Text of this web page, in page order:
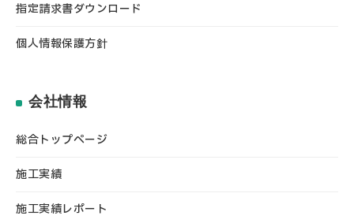
指定請求書ダウンロード
個人情報保護方針
会社情報
総合トップページ
施工実績
施工実績レポート